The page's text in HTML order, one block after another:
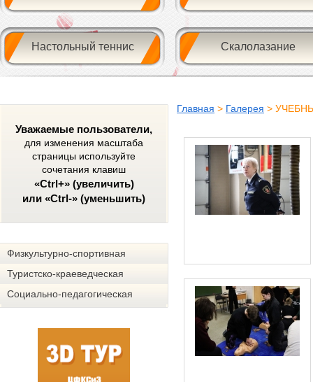
Настольный теннис Скалолазание
Уважаемые пользователи,
для изменения масштаба
страницы используйте
сочетания клавиш
«Ctrl+» (увеличить)
или «Ctrl-» (уменьшить)
Физкультурно-спортивная
Туристско-краеведческая
Социально-педагогическая
Главная > Галерея >